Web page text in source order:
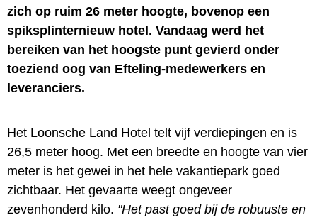
zich op ruim 26 meter hoogte, bovenop een
spiksplinternieuw hotel. Vandaag werd het
bereiken van het hoogste punt gevierd onder
toeziend oog van Efteling-medewerkers en
leveranciers.
Het Loonsche Land Hotel telt vijf verdiepingen en is
26,5 meter hoog. Met een breedte en hoogte van vier
meter is het gewei in het hele vakantiepark goed
zichtbaar. Het gevaarte weegt ongeveer
zevenhonderd kilo. "Het past goed bij de robuuste en